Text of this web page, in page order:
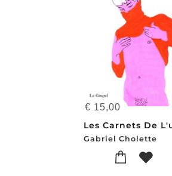
€ 15,00
Gabriel Cholette